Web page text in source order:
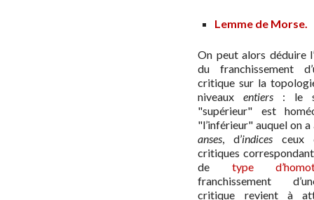
Lemme de Morse.
On peut alors déduire
du franchissement
critique sur la
niveauxentiers : le
"supérieur" est
"l’inférieur" auquel on
anses , d’indices ceux
critiques
de type
franchissement
critique revient à